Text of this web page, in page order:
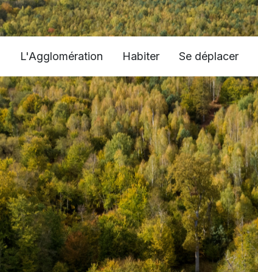
L'Agglomération Se déplacer